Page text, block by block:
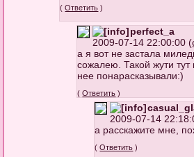
(Ответить )
perfect_a
2009-07-14 22:00:00 (
а я вот не застала
сожалею. Такой жути тут
нее понарасказывали:)
(Ответить )
2009-07-14
а расскажите мне,
(Ответить )